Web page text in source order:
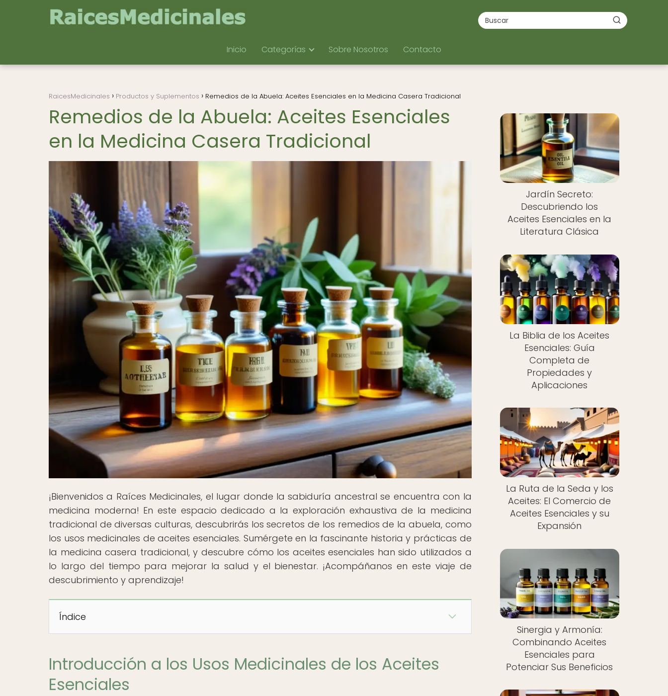
Inicio Categorías Sobre Nosotros Contacto
RaicesMedicinales Productos y Suplementos Remedios de la Abuela: Aceites Esenciales en la Medicina Casera Tradicional
Remedios de la Abuela: Aceites Esenciales
en la Medicina Casera Tradicional
¡Bienvenidos a Raíces Medicinales, el lugar donde la sabiduría ancestral se encuentra con la
medicina moderna! En este espacio dedicado a la exploración exhaustiva de la medicina
tradicional de diversas culturas, descubrirás los secretos de los remedios de la abuela, como
los usos medicinales de aceites esenciales. Sumérgete en la fascinante historia y prácticas de
la medicina casera tradicional, y descubre cómo los aceites esenciales han sido utilizados a
lo largo del tiempo para mejorar la salud y el bienestar. ¡Acompáñanos en este viaje de
descubrimiento y aprendizaje!
Índice
Introducción a los Usos Medicinales de los Aceites
Esenciales
Jardín Secreto:
Descubriendo los
Aceites Esenciales en la
Literatura Clásica
La Biblia de los Aceites
Esenciales: Guía
Completa de
Propiedades y
Aplicaciones
La Ruta de la Seda y los
Aceites: El Comercio de
Aceites Esenciales y su
Expansión
Sinergia y Armonía:
Combinando Aceites
Esenciales para
Potenciar Sus Beneficios